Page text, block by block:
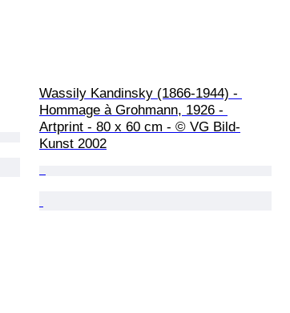
Wassily Kandinsky (1866-1944) -
Hommage à Grohmann, 1926 -
Artprint - 80 x 60 cm - © VG Bild-
Kunst 2002